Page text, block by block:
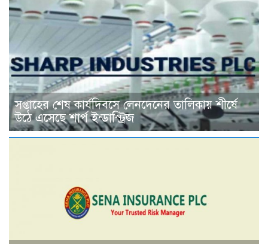
সপ্তাহের শেষ কার্যদিবসে লেনদেনের তালিকায় শীর্ষে
উঠে এসেছে শার্প ইন্ডাস্ট্রিজ